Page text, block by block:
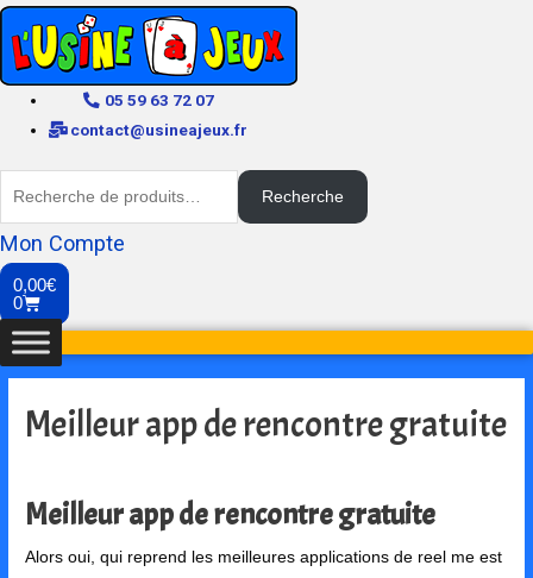
05 59 63 72 07
contact@usineajeux.fr
Recherche
Mon Compte
0,00€
0
Meilleur app de rencontre gratuite
Meilleur app de rencontre gratuite
Alors oui, qui reprend les meilleures applications de reel me est